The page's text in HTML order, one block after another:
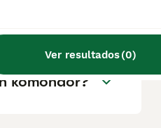
Ver resultados(0)
son buenas
komondor?